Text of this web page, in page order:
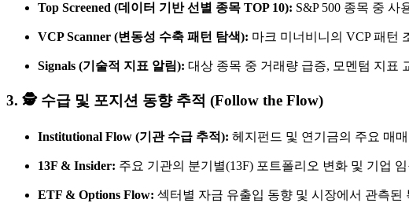
Top Screened (데이터 기반 선별 종목 TOP 10): S&P 500 종목 중
VCP Scanner (변동성 수축 패턴 탐색): 마크 미너비니의 VCP 패턴
Signals (기술적 지표 알림): 대상 종목 중 거래량 급증, 모멘텀 지표
3. 🕵️ 수급 및 포지션 동향 추적 (Follow the Flow)
Institutional Flow (기관 수급 추적): 헤지펀드 및 연기금의 주요 매
13F & Insider: 주요 기관의 분기별(13F) 포트폴리오 변화 및 기업
ETF & Options Flow: 섹터별 자금 유출입 동향 및 시장에서 관측된